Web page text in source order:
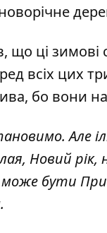
що ці зимові
всіх цих
бо вони
Але
Новий рік,
може бути